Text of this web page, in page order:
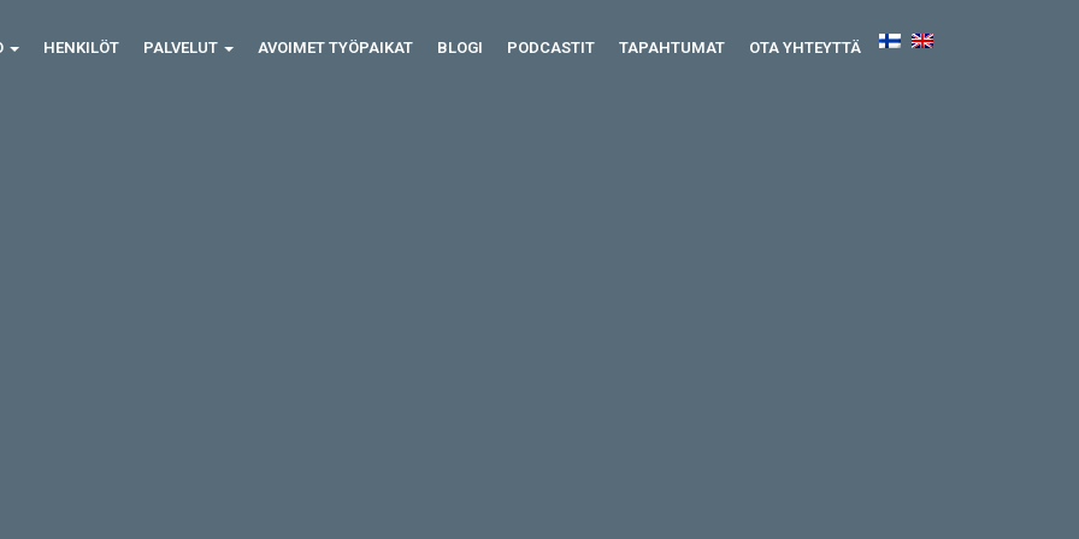
HENKILÖT PALVELUT AVOIMET TYÖPAIKAT BLOGI PODCASTIT TAPAHTUMAT OTA YHTEYTTÄ